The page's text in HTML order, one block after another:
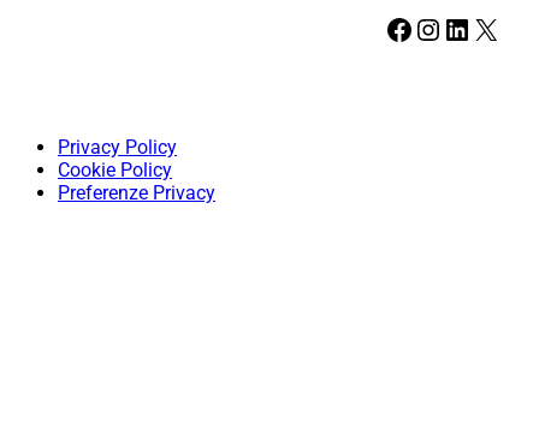
Facebook Instagram LinkedIn X
Privacy Policy
Cookie Policy
Preferenze Privacy